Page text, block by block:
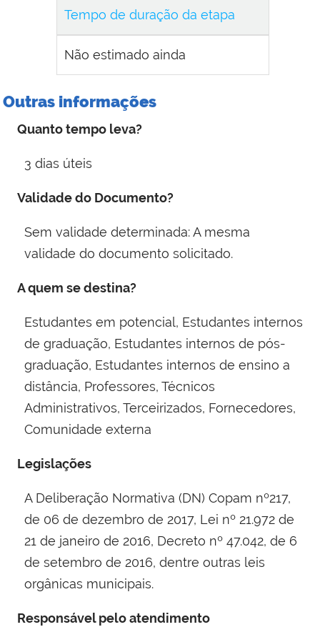
Tempo de duração da etapa
Não estimado ainda
Outras informações
Quanto tempo leva?
3 dias úteis
Validade do Documento?
Sem validade determinada: A mesma
validade do documento solicitado.
A quem se destina?
Estudantes em potencial, Estudantes internos
de graduação, Estudantes internos de pós-
graduação, Estudantes internos de ensino a
distância, Professores, Técnicos
Administrativos, Terceirizados, Fornecedores,
Comunidade externa
Legislações
A Deliberação Normativa (DN) Copam nº217,
de 06 de dezembro de 2017, Lei nº 21.972 de
21 de janeiro de 2016, Decreto nº 47.042, de 6
de setembro de 2016, dentre outras leis
orgânicas municipais.
Responsável pelo atendimento